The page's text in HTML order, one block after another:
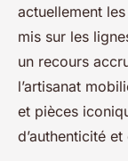
actuellement
mis sur les
un recours
l’artisanat
et pièces
d’authenticité